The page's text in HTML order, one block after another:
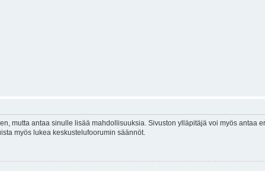
mutta antaa sinulle lisää mahdollisuuksia. Sivuston ylläpitäjä voi myös antaa
myös lukea keskustelufoorumin säännöt.